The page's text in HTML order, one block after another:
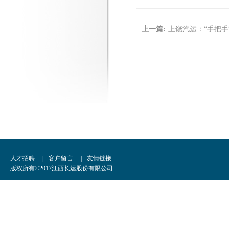
上一篇: 上饶汽运：“手把
人才招聘 客户留言
友情链接
版权所有©2017江西长运股份有限公司